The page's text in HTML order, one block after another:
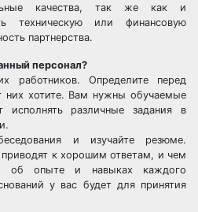
качества, так же как и
техническую или финансовую
партнерства.
персонал?
работников. Определите перед
хотите. Вам нужны обучаемые
исполнять различные задания в
и изучайте резюме.
к хорошим ответам, и чем
об опыте и навыках каждого
у вас будет для принятия